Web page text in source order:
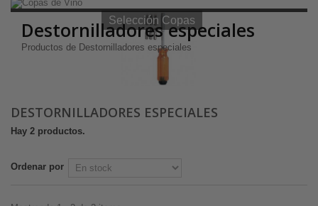
Selección Copas de Vino y Champagne
Selección Copas
Destornilladores especiales
Productos de Destornilladores especiales
DESTORNILLADORES ESPECIALES
Hay 2 productos.
Ordenar por